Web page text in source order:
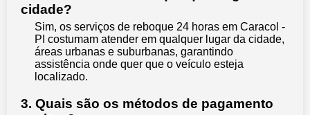
cidade?
Sim, os serviços de reboque 24 horas em Caracol -
PI costumam atender em qualquer lugar da cidade,
áreas urbanas e suburbanas, garantindo
assistência onde quer que o veículo esteja
localizado.
3. Quais são os métodos de pagamento